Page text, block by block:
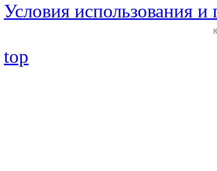
Условия использования
top